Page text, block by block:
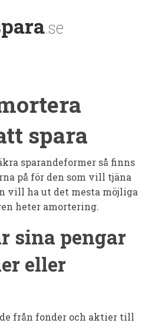
.se
spara
sparandeformer så finns
på för den som vill tjäna
vill ha ut det mesta möjliga
heter amortering.
sina pengar
eller
från fonder och aktier till